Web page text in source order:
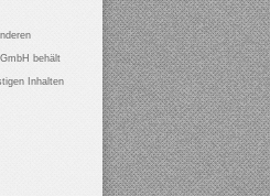
behält
Inhalten